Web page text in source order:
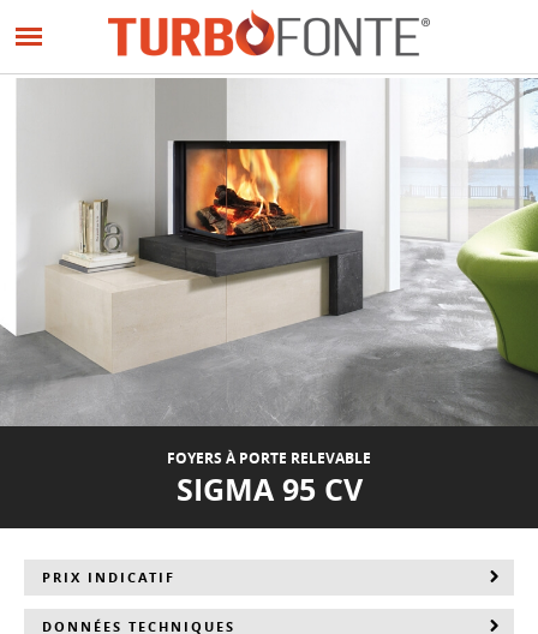
au
FOYERS À PORTE RELEVABLE
SIGMA 95 CV
PRIX INDICATIF
DONNÉES TECHNIQUES
Panneau de gestion des cookies